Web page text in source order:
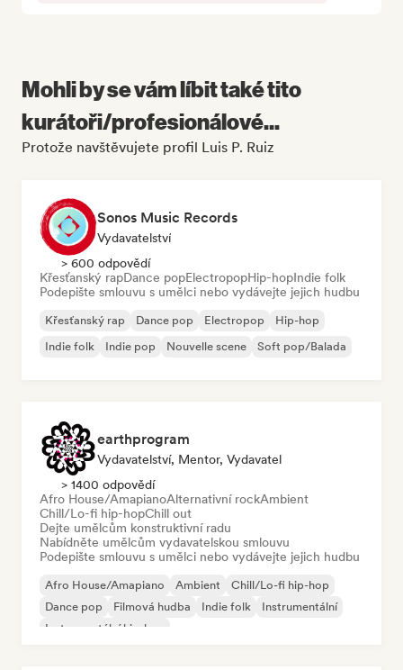
Mohli by se vám líbit také tito
kurátoři/profesionálové...
Protože navštěvujete profil Luis P. Ruiz
Sonos Music Records
Vydavatelství
> 600 odpovědí
Křesťanský rapDance popElectropopHip-hopIndie folk
Podepište smlouvu s umělci nebo vydávejte jejich hudbu
Křesťanský rap Dance pop Electropop
Hip-hop
Indie folk
Indie pop Nouvelle scene Soft pop/Balada
earthprogram
Vydavatelství, Mentor, Vydavatel
> 1400 odpovědí
Afro House/AmapianoAlternativní rockAmbient
Chill/Lo-fi hip-hopChill out
Dejte umělcům konstruktivní radu
Nabídněte umělcům vydavatelskou smlouvu
Podepište smlouvu s umělci nebo vydávejte jejich hudbu
Afro House/Amapiano Ambient
Chill/Lo-fi hip-hop
Dance pop
Filmová hudba Indie folk
Instrumentální
Instrumentální hip-hop